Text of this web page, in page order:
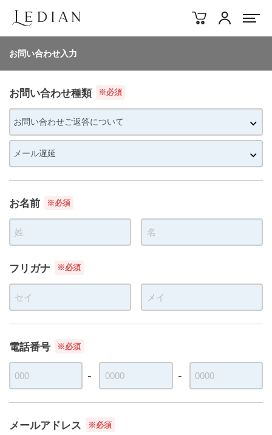
アカウン
お問い合わせ入力
お問い合わせ種類 ※必須
お名前 ※必須
フリガナ ※必須
電話番号 ※必須
メールアドレス ※必須